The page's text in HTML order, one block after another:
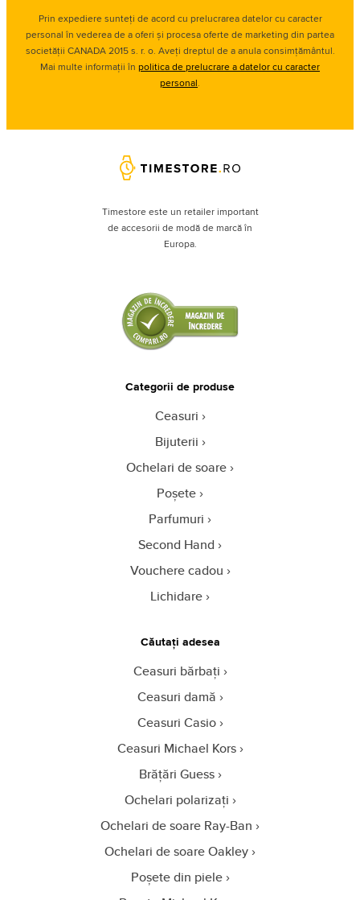
Prin expediere sunteți de acord cu prelucrarea datelor cu caracter
personal în vederea de a oferi și procesa oferte de marketing din partea
societății CANADA 2015 s. r. o. Aveți dreptul de a anula consimțământul.
Mai multe informații în politica de prelucrare a datelor cu caracter
personal.
Timestore este un retailer important
de accesorii de modă de marcă în
Europa.
Categorii de produse
Ceasuri
Bijuterii
Ochelari de soare
Poșete
Parfumuri
Second Hand
Vouchere cadou
Lichidare
Căutați adesea
Ceasuri bărbați
Ceasuri damă
Ceasuri Casio
Ceasuri Michael Kors
Brățări Guess
Ochelari polarizați
Ochelari de soare Ray-Ban
Ochelari de soare Oakley
Poșete din piele